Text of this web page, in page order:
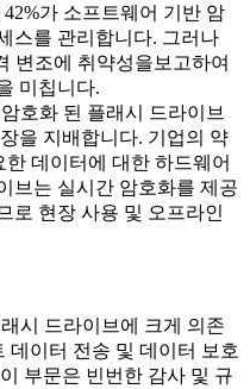
가 소프트웨어 기반 암
스를 관리합니다. 그러나
변조에 취약성을보고하여
미칩니다.
호화 된 플래시 드라이브
을 지배합니다. 기업의 약
한 데이터에 대한 하드웨어
브는 실시간 암호화를 제공
로 현장 사용 및 오프라인
시 드라이브에 크게 의존
데이터 전송 및 데이터 보호
부문은 빈번한 감사 및 규